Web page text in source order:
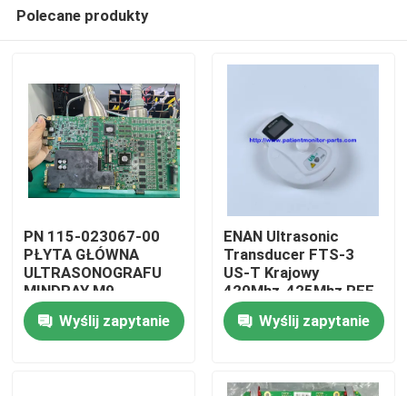
Do domu
Produkty
Polecane produkty
PN 115-023067-00
PŁYTA GŁÓWNA
ULTRASONOGRAFU
MINDRAY M9
Wyślij zapytanie
ENAN Ultrasonic
Transducer FTS-3
US-T Krajowy
420Mhz-425Mhz REF
US-T IPN
02.01.210820 MPN
02.01.210822015
Wyślij zapytanie